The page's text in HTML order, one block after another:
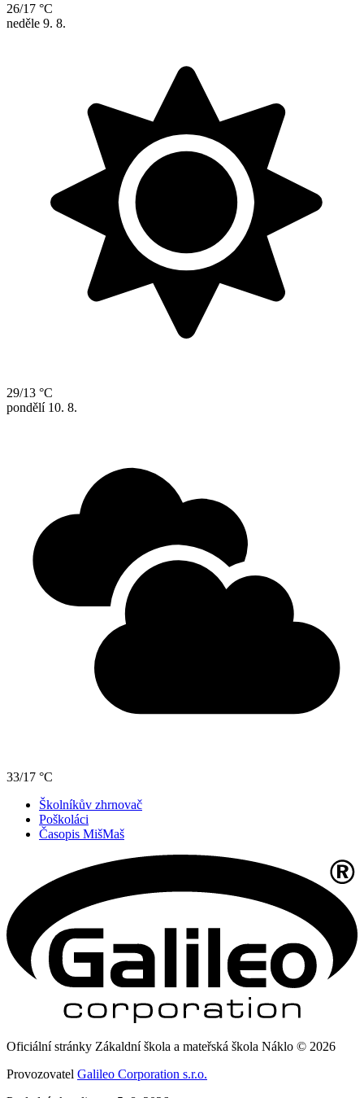
26/17 °C
neděle 9. 8.
29/13 °C
pondělí 10. 8.
33/17 °C
Školníkův zhrnovač
Poškoláci
Časopis MišMaš
Oficiální stránky Zákaldní škola a mateřská škola Náklo © 2026
Provozovatel Galileo Corporation s.r.o.